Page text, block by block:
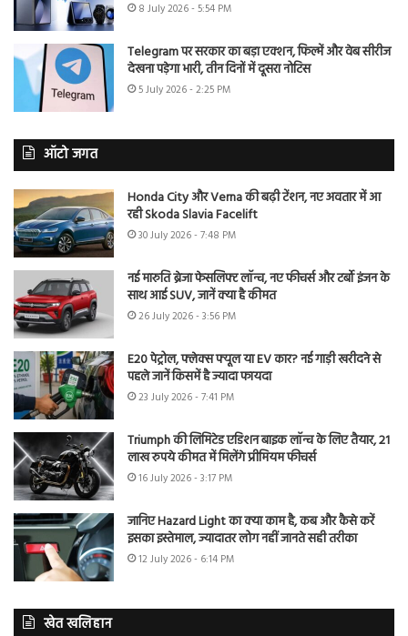
8 July 2026 - 5:54 PM
Telegram पर सरकार का बड़ा एक्शन, फिल्में और वेब सीरीज
देखना पड़ेगा भारी, तीन दिनों में दूसरा नोटिस
5 July 2026 - 2:25 PM
ऑटो जगत
Honda City और Verna की बढ़ी टेंशन, नए अवतार में आ
रही Skoda Slavia Facelift
30 July 2026 - 7:48 PM
नई मारुति ब्रेजा फेसलिफ्ट लॉन्च, नए फीचर्स और टर्बो इंजन के
साथ आई SUV, जानें क्या है कीमत
26 July 2026 - 3:56 PM
E20 पेट्रोल, फ्लेक्स फ्यूल या EV कार? नई गाड़ी खरीदने से
पहले जानें किसमें है ज्यादा फायदा
23 July 2026 - 7:41 PM
Triumph की लिमिटेड एडिशन बाइक लॉन्च के लिए तैयार, 21
लाख रुपये कीमत में मिलेंगे प्रीमियम फीचर्स
16 July 2026 - 3:17 PM
जानिए Hazard Light का क्या काम है, कब और कैसे करें
इसका इस्तेमाल, ज्यादातर लोग नहीं जानते सही तरीका
12 July 2026 - 6:14 PM
खेत खलिहान